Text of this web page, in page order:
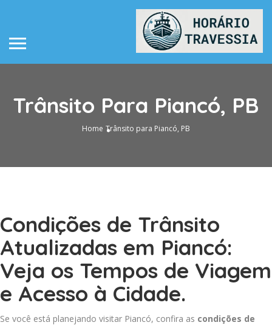
Trânsito Para Piancó, PB
Home Trânsito para Piancó, PB
Condições de Trânsito
Atualizadas em Piancó:
Veja os Tempos de Viagem
e Acesso à Cidade.
Se você está planejando visitar Piancó, confira as condições de